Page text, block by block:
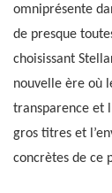
omniprésente
de presque
choisissant
nouvelle ère où
transparence et
gros titres et
concrètes de ce